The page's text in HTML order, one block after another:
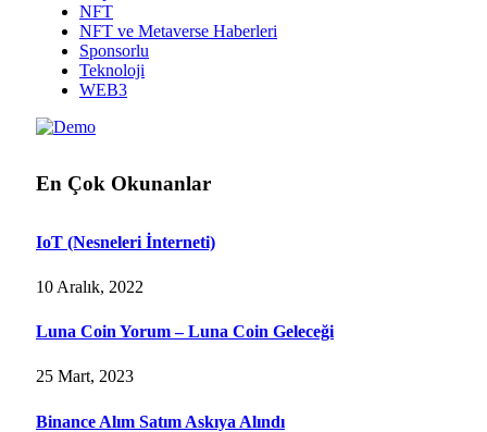
NFT
NFT ve Metaverse Haberleri
Sponsorlu
Teknoloji
WEB3
En Çok Okunanlar
IoT (Nesneleri İnterneti)
10 Aralık, 2022
Luna Coin Yorum – Luna Coin Geleceği
25 Mart, 2023
Binance Alım Satım Askıya Alındı